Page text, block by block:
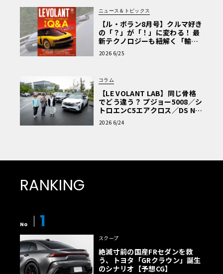
ニュース＆トピックス
【ル・ボラン8月号】クルマ好き
の「？」が「！」に変わる！ 最
新テクノロジーも紐解く「輸入
車Q&A」
2026 6/25
コラム
【LE VOLANT LAB】同じ骨格
でどう違う？ プジョー5008／シ
トロエンC5エアクロス／DS Nº4
読者一気乗りレポート
2026 6/24
RANKING
No 1
スクープ
絶滅寸前の国産FRセダンを救
う、トヨタ「GRクラウン」誕生
のシナリオ【予想CG】